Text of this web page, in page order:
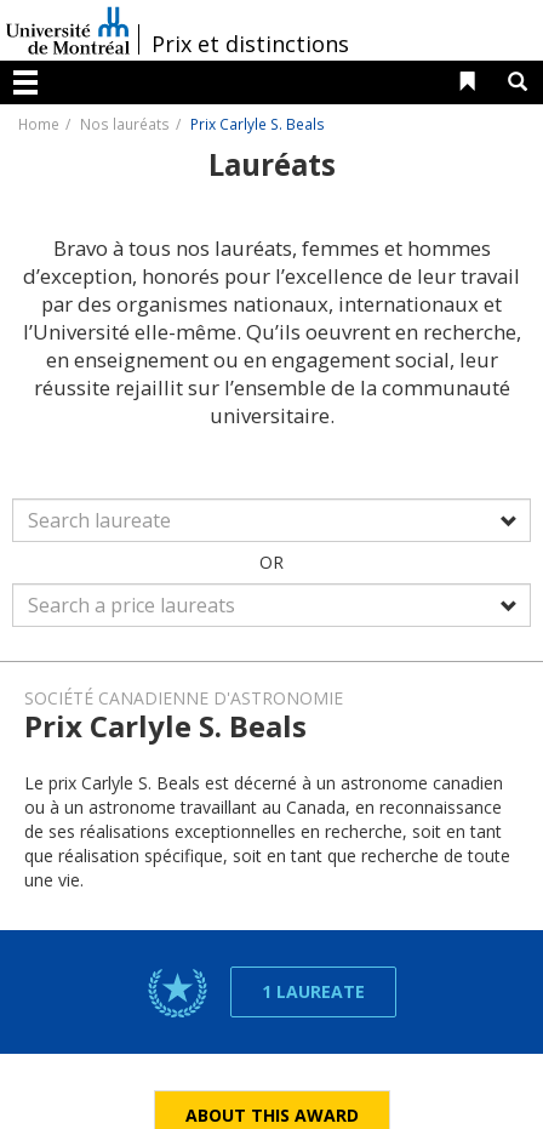
au
contenu
/Prix et distinctions
Menu
Liens
Home Nos lauréats Prix Carlyle S. Beals
Lauréats
Bravo à tous nos lauréats, femmes et hommes
d’exception, honorés pour l’excellence de leur travail
par des organismes nationaux, internationaux et
l’Université elle-même. Qu’ils oeuvrent en recherche,
en enseignement ou en engagement social, leur
réussite rejaillit sur l’ensemble de la communauté
universitaire.
OR
SOCIÉTÉ CANADIENNE D'ASTRONOMIE
Prix Carlyle S. Beals
Le prix Carlyle S. Beals est décerné à un astronome canadien
ou à un astronome travaillant au Canada, en reconnaissance
de ses réalisations exceptionnelles en recherche, soit en tant
que réalisation spécifique, soit en tant que recherche de toute
une vie.
1 LAUREATE
ABOUT THIS AWARD